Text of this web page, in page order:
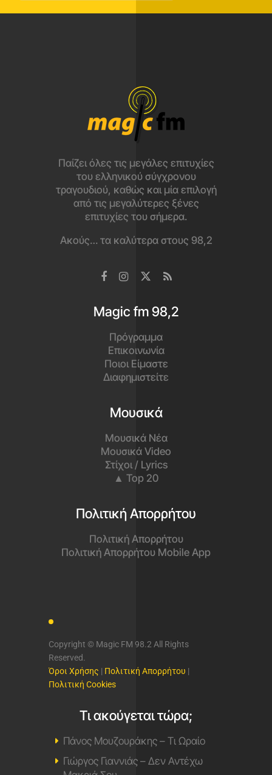
Παίζει όλες τις μεγάλες επιτυχίες
του ελληνικού σύγχρονου
τραγουδιού, καθώς και μία επιλογή
από τις μεγαλύτερες ξένες
επιτυχίες του σήμερα.
Ακούς… τα καλύτερα στους 98,2
Magic fm 98,2
Πρόγραμμα
Επικοινωνία
Ποιοι Είμαστε
Διαφημιστείτε
Μουσικά
Μουσικά Νέα
Μουσικά Video
Στίχοι / Lyrics
▲ Top 20
Πολιτική Απορρήτου
Πολιτική Απορρήτου
Πολιτική Απορρήτου Mobile App
Copyright © Magic FM 98.2 All Rights
Reserved.
Όροι Χρήσης | Πολιτική Απορρήτου |
Πολιτική Cookies
Τι ακούγεται τώρα;
Πάνος Μουζουράκης – Τι Ωραίο
Γιώργος Γιαννιάς – Δεν Αντέχω